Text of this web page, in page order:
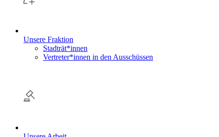
Unsere Fraktion
Stadträt*innen
Vertreter*innen in den Ausschüssen